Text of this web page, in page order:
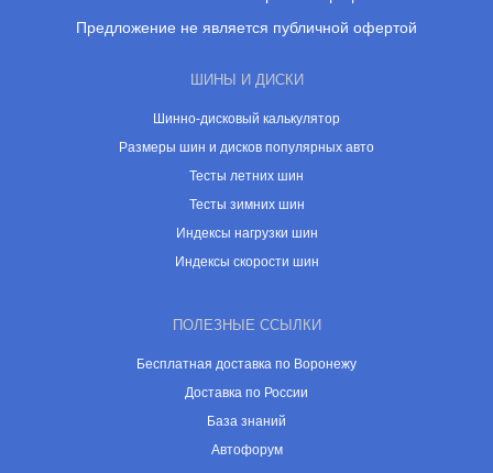
Предложение не является публичной офертой
ШИНЫ И ДИСКИ
Шинно-дисковый калькулятор
Размеры шин и дисков популярных авто
Тесты летних шин
Тесты зимних шин
Индексы нагрузки шин
Индексы скорости шин
ПОЛЕЗНЫЕ ССЫЛКИ
Бесплатная доставка по Воронежу
Доставка по России
База знаний
Автофорум